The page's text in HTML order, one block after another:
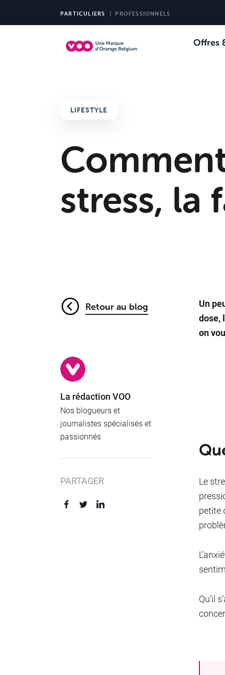
PARTICULIERS PROFESSIONNELS
Offres
LIFESTYLE
stress, la
Un
dose,
on
Le
petite
Qu’il
Retour au blog
La rédaction VOO
Nos blogueurs et
journalistes spécialisés et
passionnés
PARTAGER